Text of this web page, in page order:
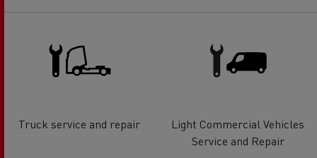
Truck service and repair
Light Commercial Vehicles
Service and Repair